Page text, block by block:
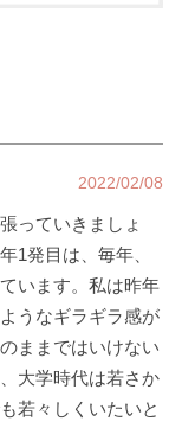
2022/02/08
っていきましょ
1発目は、毎年、
います。私は昨年
うなギラギラ感が
ままではいけない
大学時代は若さか
若々しくいたいと